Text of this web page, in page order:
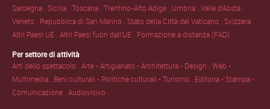
Sardegna . Sicilia .Toscana .Trentino-Alto Adige . Umbria .Valle d'Aosta .
Veneto . Repubblica di San Marino . Stato della Città del Vaticano . Svizzera .
Altri Paesi UE .Altri Paesi fuori dall'UE . Formazione a distanza (FAD) .
Per settore di attività
Arti dello spettacolo .Arte • Artigianato • Architettura • Design .Web •
Multimedia . Beni culturali • Politiche culturali • Turismo . Editoria • Stampa •
Comunicazione .Audiovisivo .